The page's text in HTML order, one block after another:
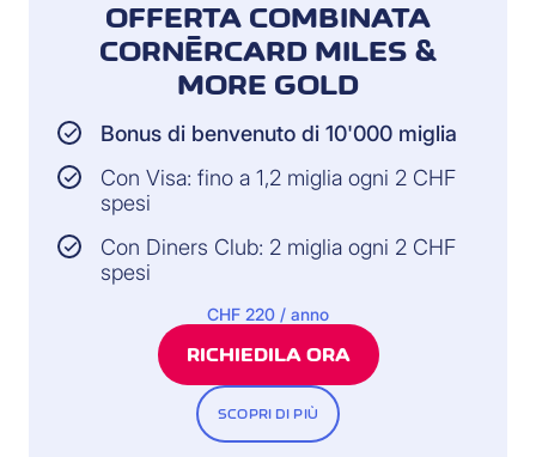
OFFERTA COMBINATA
CORNÈRCARD MILES &
MORE GOLD
Bonus di benvenuto di 10'000 miglia
Con Visa: fino a 1,2 miglia ogni 2 CHF
spesi
Con Diners Club: 2 miglia ogni 2 CHF
spesi
CHF 220 / anno
RICHIEDILA ORA
SCOPRI DI PIÙ